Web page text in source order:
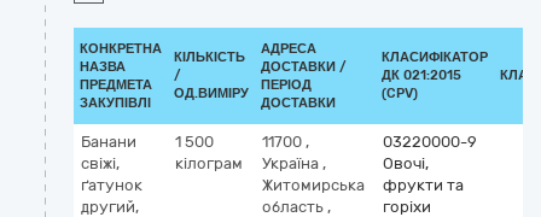
КОНКРЕТНА
НАЗВА
ПРЕДМЕТА
ЗАКУПІВЛІ
КІЛЬКІСТЬ
/
ОД.ВИМІРУ
АДРЕСА
ДОСТАВКИ /
ПЕРІОД
ДОСТАВКИ
КЛАСИФІКАТОР
ДК 021:2015
(CPV)
Банани
свіжі,
ґатунок
другий,
1 500
кілограм
11700 ,
Україна ,
Житомирська
область ,
03220000-9
Овочі,
фрукти та
горіхи